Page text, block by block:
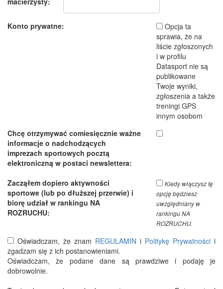
Konto prywatne:
Opcja ta
sprawia, że na
liście zgłoszonych
i w profilu
Datasport nie są
publikowane
Twoje wyniki,
zgłoszenia a także
treningi GPS
innym osobom
Chcę otrzymywać comiesięcznie ważne
informacje o nadchodzących
imprezach sportowych pocztą
elektroniczną w postaci newslettera:
Zacząłem dopiero aktywności
sportowe (lub po dłuższej przerwie) i
biorę udział w rankingu NA
ROZRUCHU:
Kiedy włączysz tę
opcję będziesz
uwzględniany w
rankingu NA
ROZRUCHU.
Oświadczam, że znam REGULAMIN i Politykę Prywatności i
zgadzam się z ich postanowieniami.
Oświadczam, że podane dane są prawdziwe i podaję je
dobrowolnie.